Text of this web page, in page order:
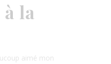
la
aimé mon